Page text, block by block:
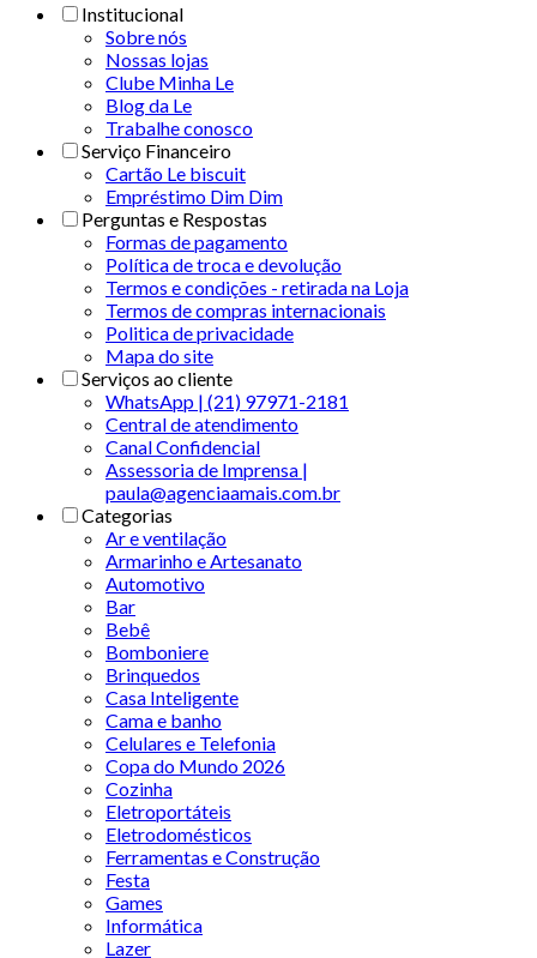
Institucional
Sobre nós
Nossas lojas
Clube Minha Le
Blog da Le
Trabalhe conosco
Serviço Financeiro
Cartão Le biscuit
Empréstimo Dim Dim
Perguntas e Respostas
Formas de pagamento
Política de troca e devolução
Termos e condições - retirada na Loja
Termos de compras internacionais
Politica de privacidade
Mapa do site
Serviços ao cliente
WhatsApp | (21) 97971-2181
Central de atendimento
Canal Confidencial
Assessoria de Imprensa |
paula@agenciaamais.com.br
Categorias
Ar e ventilação
Armarinho e Artesanato
Automotivo
Bar
Bebê
Bomboniere
Brinquedos
Casa Inteligente
Cama e banho
Celulares e Telefonia
Copa do Mundo 2026
Cozinha
Eletroportáteis
Eletrodomésticos
Ferramentas e Construção
Festa
Games
Informática
Lazer